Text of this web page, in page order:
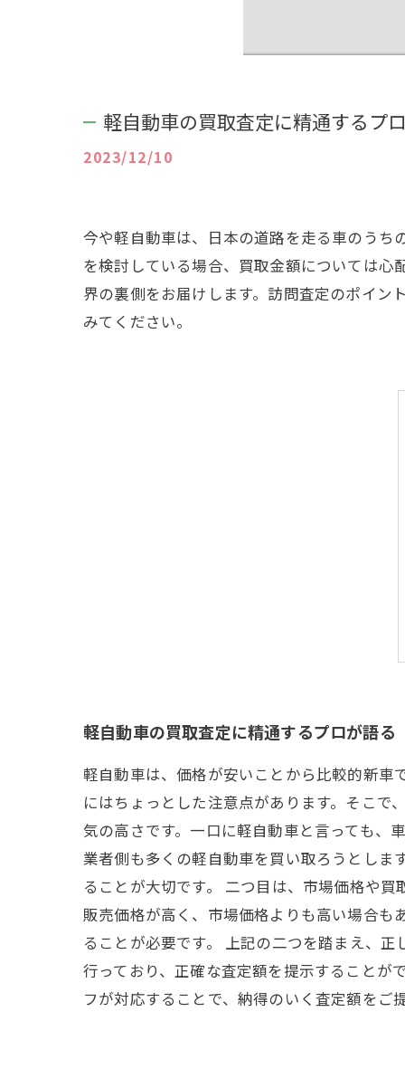
軽自動車の買取査定に精通するプ
2023/12/10
今や軽自動車は、日本の道路を走る車のうち
を検討している場合、買取金額については
界の裏側をお届けします。訪問査定のポイン
みてください。
軽自動車の買取査定に精通するプロが語る
軽自動車は、価格が安いことから比較的新車
にはちょっとした注意点があります。そこで
気の高さです。一口に軽自動車と言っても、
業者側も多くの軽自動車を買い取ろうとしま
ることが大切です。 二つ目は、市場価格や
販売価格が高く、市場価格よりも高い場合も
ることが必要です。 上記の二つを踏まえ、
行っており、正確な査定額を提示することが
フが対応することで、納得のいく査定額をご